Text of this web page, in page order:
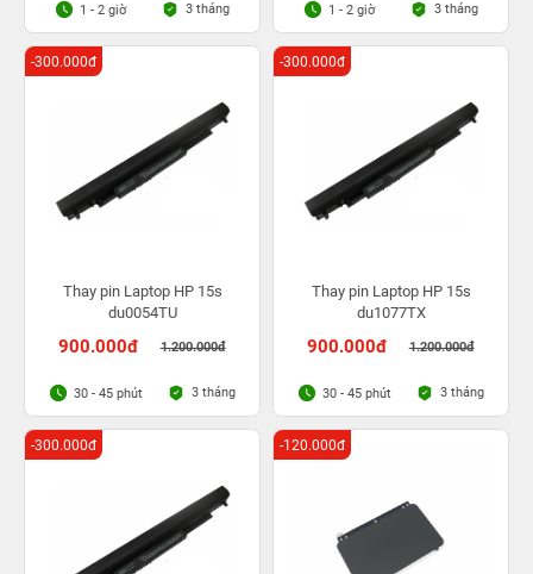
1 - 2 giờ 3 tháng 1 - 2 giờ 3 tháng
Thay pin Laptop HP 15s
du0054TU
900.000đ 1.200.000đ
-300.000đ
30 - 45 phút 3 tháng
Thay pin Laptop HP 15s
du1077TX
900.000đ 1.200.000đ
-300.000đ
30 - 45 phút 3 tháng
-300.000đ -120.000đ